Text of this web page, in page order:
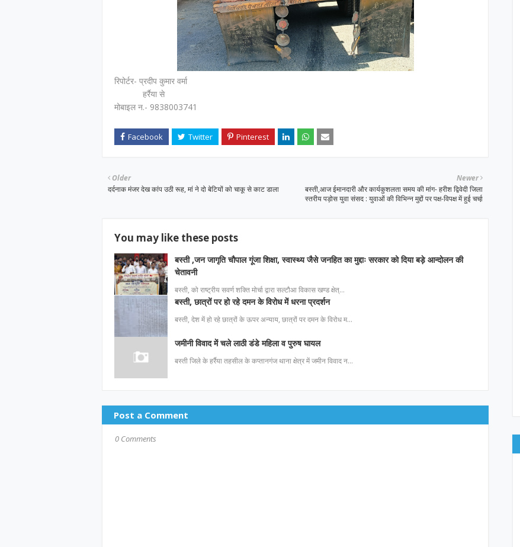
रिपोर्टर- प्रदीप कुमार वर्मा
हर्रैया से
मोबाइल न.- 9838003741
Newer
बस्ती,आज ईमानदारी और कार्यकुशलता समय की मांग- हरीश द्विवेदी जिला
स्तरीय पड़ोस युवा संसद : युवाओं की विभिन्न मुद्दों पर पक्ष-विपक्ष में हुई चर्चा़
Older
दर्दनाक मंजर देख कांप उठी रूह, मां ने दो बेटियों को चाकू से काट डाला
You may like these posts
बस्ती ,जन जागृति चौपाल गूंजा शिक्षा, स्वास्थ्य जैसे जनहित का मुद्दाः सरकार को दिया बड़े आन्दोलन की
चेतावनी
बस्ती, को राष्ट्रीय सवर्ण शक्ति मोर्चा द्वारा सल्टौआ विकास खण्ड क्षेत्…
बस्ती, छात्रों पर हो रहे दमन के विरोध में धरना प्रदर्शन
बस्ती, देश में हो रहे छात्रों के ऊपर अन्याय, छात्रों पर दमन के विरोध म…
जमीनी विवाद में चले लाठी डंडे महिला व पुरुष घायल
बस्ती जिले के हर्रैया तहसील के कप्तानगंज थाना क्षेत्र में जमीन विवाद न…
Post a Comment
0 Comments